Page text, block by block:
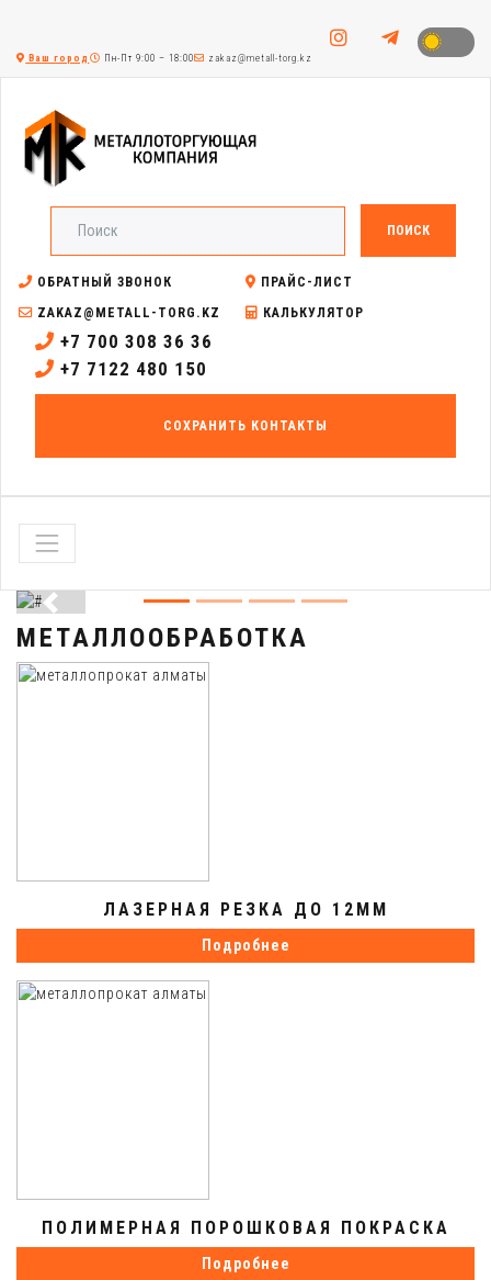
Ваш город Пн-Пт 9:00 – 18:00 zakaz@metall-torg.kz
ПОИСК
ОБРАТНЫЙ ЗВОНОК
ПРАЙС-ЛИСТ
ZAKAZ@METALL-TORG.KZ
КАЛЬКУЛЯТОР
+7 700 308 36 36
+7 7122 480 150
СОХРАНИТЬ КОНТАКТЫ
МЕТАЛЛООБРАБОТКА
ЛАЗЕРНАЯ РЕЗКА ДО 12ММ
Подробнее
ПОЛИМЕРНАЯ ПОРОШКОВАЯ ПОКРАСКА
Подробнее